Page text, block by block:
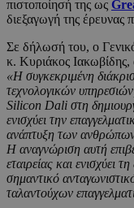
πιστοποίησή της ως
διεξαγωγή της
Σε δήλωσή του, ο
κ. Κυριάκος Ιακωβίδης,
«Η συγκεκριμένη
τεχνολογικών
Silicon Dali στη
ενισχύει την
ανάπτυξη των
Η αναγνώριση αυτή
εταιρείας και ενισχύει
σημαντικό
ταλαντούχων